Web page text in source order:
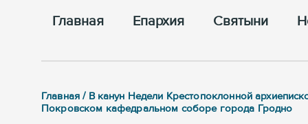
Главная Епархия Cвятыни
Главная / В канун Недели Крестопоклонной
Покровском кафедральном соборе города Гродно